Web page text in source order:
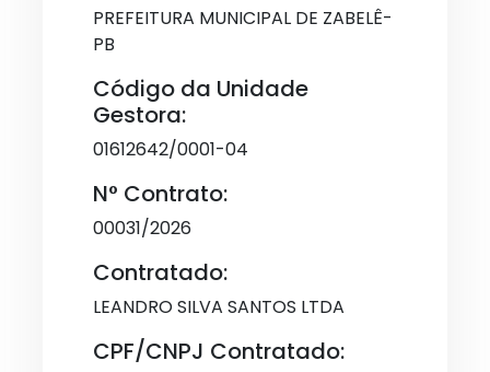
PREFEITURA MUNICIPAL DE ZABELÊ-
PB
Código da Unidade
Gestora:
01612642/0001-04
N° Contrato:
00031/2026
Contratado:
LEANDRO SILVA SANTOS LTDA
CPF/CNPJ Contratado: